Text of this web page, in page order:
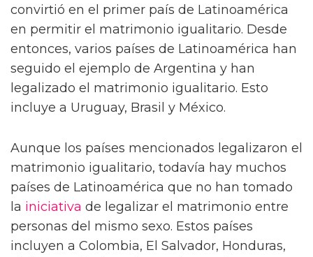
convirtió en el primer país de Latinoamérica
en permitir el matrimonio igualitario. Desde
entonces, varios países de Latinoamérica han
seguido el ejemplo de Argentina y han
legalizado el matrimonio igualitario. Esto
incluye a Uruguay, Brasil y México.
Aunque los países mencionados legalizaron el
matrimonio igualitario, todavía hay muchos
países de Latinoamérica que no han tomado
la iniciativa de legalizar el matrimonio entre
personas del mismo sexo. Estos países
incluyen a Colombia, El Salvador, Honduras,